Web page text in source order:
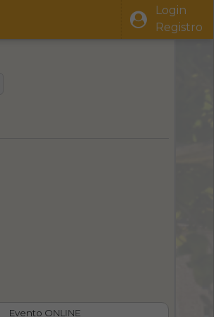
Login
Registro
Evento ONLINE